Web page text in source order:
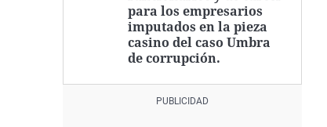
ESPECIAL
para los empresarios
imputados en la pieza
casino del caso Umbra
de corrupción.